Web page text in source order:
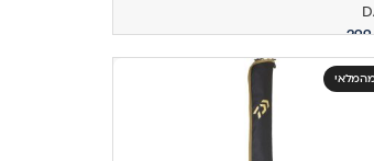
לסל